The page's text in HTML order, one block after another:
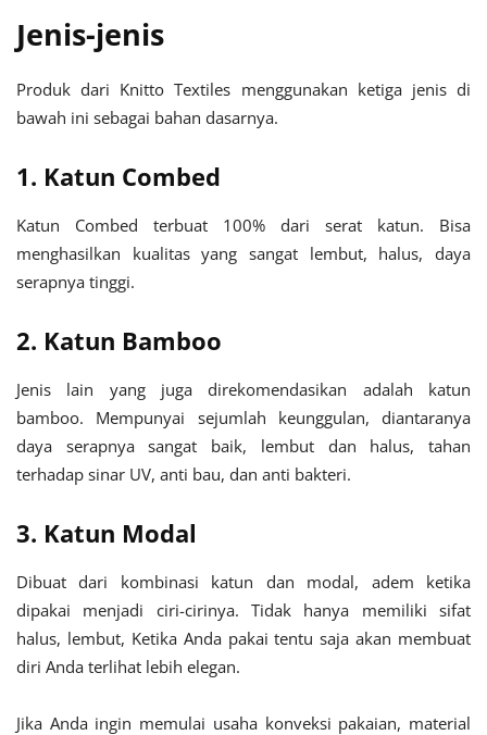
Jenis-jenis
Produk dari Knitto Textiles menggunakan ketiga jenis di
bawah ini sebagai bahan dasarnya.
1. Katun Combed
Katun Combed terbuat 100% dari serat katun. Bisa
menghasilkan kualitas yang sangat lembut, halus, daya
serapnya tinggi.
2. Katun Bamboo
Jenis lain yang juga direkomendasikan adalah katun
bamboo. Mempunyai sejumlah keunggulan, diantaranya
daya serapnya sangat baik, lembut dan halus, tahan
terhadap sinar UV, anti bau, dan anti bakteri.
3. Katun Modal
Dibuat dari kombinasi katun dan modal, adem ketika
dipakai menjadi ciri-cirinya. Tidak hanya memiliki sifat
halus, lembut, Ketika Anda pakai tentu saja akan membuat
diri Anda terlihat lebih elegan.
Jika Anda ingin memulai usaha konveksi pakaian, material